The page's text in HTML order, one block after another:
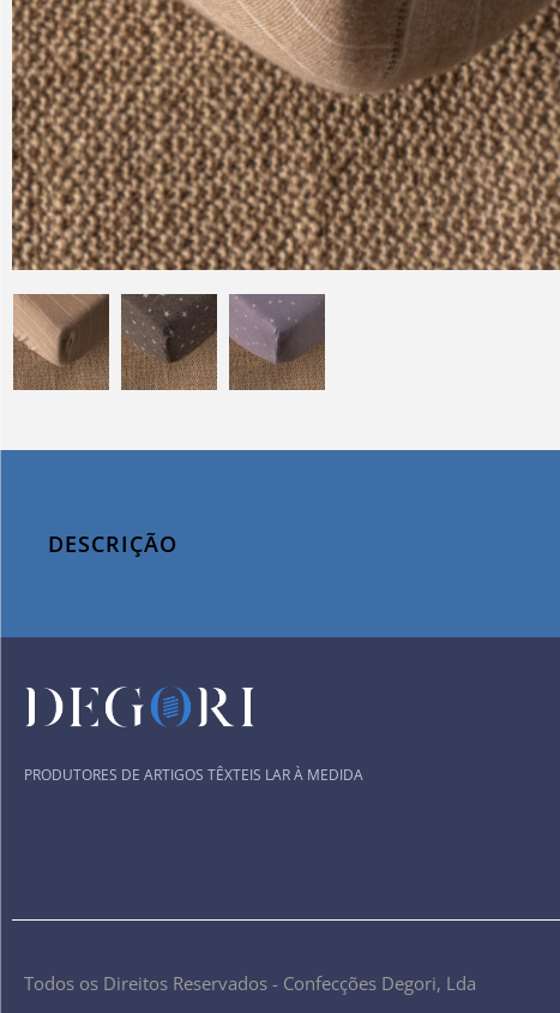
DESCRIÇÃO
PRODUTORES DE ARTIGOS TÊXTEIS LAR À MEDIDA
Todos os Direitos Reservados - Confecções Degori, Lda